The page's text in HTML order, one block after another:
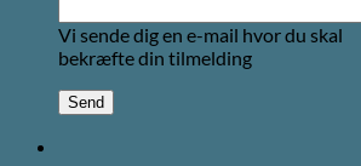
Vi sende dig en e-mail hvor du skal
bekræfte din tilmelding